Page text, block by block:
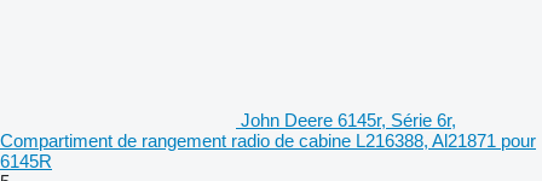
John Deere 6145r, Série 6r,
Compartiment de rangement radio de cabine L216388, Al21871 pour
6145R